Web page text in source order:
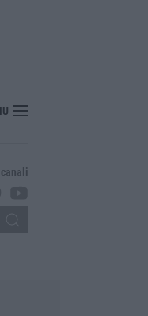
colta da un malore in